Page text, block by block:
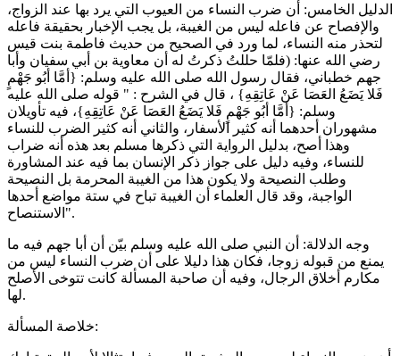
الدليل الخامس: أن ضرب النساء من العيوب التي يرد بها عند الزواج،
والإفصاح عن فاعله ليس من الغيبة، بل يجب الإخبار بحقيقة فاعله
لتحذر منه النساء، لما ورد في الصحيح من حديث فاطمة بنت قيس
رضي الله عنها: (فلمّا حللتُ ذكرتُ له أن معاوية بن أبي سفيان وأبا
جهم خطباني، فقال رسول الله صلى الله عليه وسلم: {أمَّا أبُو جَهْمٍ
فَلا يَضَعُ العَصَا عَنْ عَاتِقِهِ} ، قال في الشرح : " قوله صلى الله عليه
وسلم: {أمَّا أبُو جَهْمٍ فَلا يَضَعُ العَصَا عَنْ عَاتِقِهِ}، فيه تأويلان
مشهوران أحدهما أنه كثير الأسفار، والثاني أنه كثير الضرب للنساء
وهذا أصح، بدليل الرواية التي ذكرها مسلم بعد هذه أنه ضراب
للنساء، وفيه دليل على جواز ذكر الإنسان بما فيه عند المشاورة
وطلب النصيحة ولا يكون هذا من الغيبة المحرمة بل النصيحة
الواجبة، وقد قال العلماء أن الغيبة تباح في ستة مواضع أحدها
الاستنصاح".
وجه الدلالة: أن النبي صلى الله عليه وسلم بيّن أن أبا جهم فيه ما
يمنع من قبوله زوجا، فكان هذا دليلا على أن ضرب النساء ليس من
مكارم أخلاق الرجال، وفيه أن صاحبة المسألة كانت تتوخى الأصلح
لها.
خلاصة المسألة: